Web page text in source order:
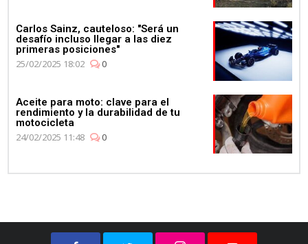
Carlos Sainz, cauteloso: "Será un
desafío incluso llegar a las diez
primeras posiciones"
25/02/2025 18:02
0
Aceite para moto: clave para el
rendimiento y la durabilidad de tu
motocicleta
24/02/2025 11:48
0